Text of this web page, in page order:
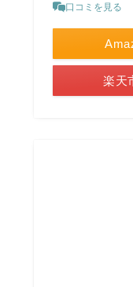
口コミを見る
楽天